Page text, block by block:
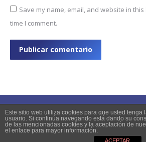
Save my name, email, and website in
time I comment.
Publicar comentario
© 2023 Copyright
Este sitio web utiliza cookies para que usted tenga
usuario. Si continúa navegando está dando su
de las mencionadas cookies y la aceptación de
el enlace para mayor información.
ACEPTAR